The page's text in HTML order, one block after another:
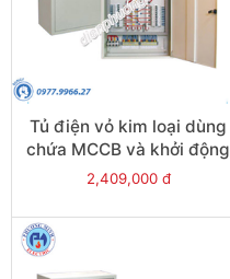
Tủ điện vỏ kim loại dùng
chứa MCCB và khởi động
từ - Model CKE10
2,409,000 đ